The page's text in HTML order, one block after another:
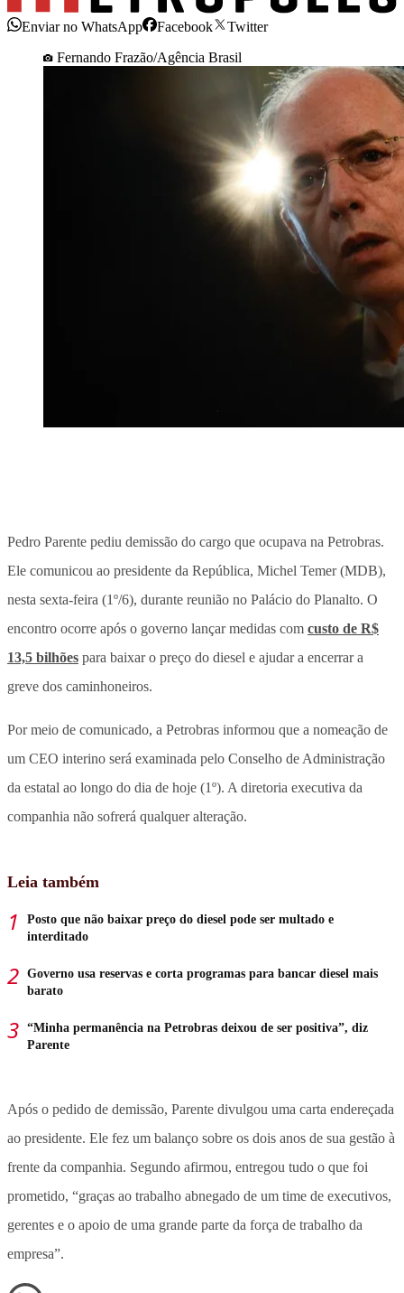
Enviar no WhatsApp Facebook
Twitter
Fernando Frazão/Agência Brasil
Pedro Parente pediu demissão do cargo que ocupava na Petrobras.
Ele comunicou ao presidente da República, Michel Temer (MDB),
nesta sexta-feira (1º/6), durante reunião no Palácio do Planalto. O
encontro ocorre após o governo lançar medidas com custo de R$
13,5 bilhões para baixar o preço do diesel e ajudar a encerrar a
greve dos caminhoneiros.
Por meio de comunicado, a Petrobras informou que a nomeação de
um CEO interino será examinada pelo Conselho de Administração
da estatal ao longo do dia de hoje (1º). A diretoria executiva da
companhia não sofrerá qualquer alteração.
Leia também
Posto que não baixar preço do diesel pode ser multado e
interditado
Governo usa reservas e corta programas para bancar diesel mais
barato
“Minha permanência na Petrobras deixou de ser positiva”, diz
Parente
Após o pedido de demissão, Parente divulgou uma carta endereçada
ao presidente. Ele fez um balanço sobre os dois anos de sua gestão à
frente da companhia. Segundo afirmou, entregou tudo o que foi
prometido, “graças ao trabalho abnegado de um time de executivos,
gerentes e o apoio de uma grande parte da força de trabalho da
empresa”.